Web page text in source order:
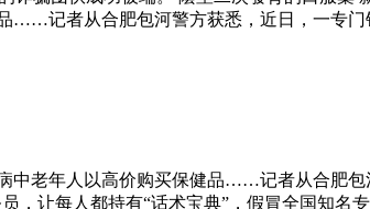
……记者从合肥包河警方获悉，近日，一专
中老年人以高价购买保健品……记者从合肥
让每人都持有“话术宝典”，假冒全国知名